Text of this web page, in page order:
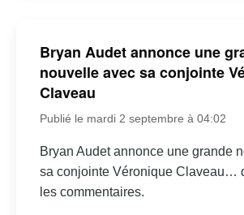
Bryan Audet annonce une
nouvelle avec sa conjointe
Claveau
Publié le mardi 2 septembre à 04:02
Bryan Audet annonce une grande
sa conjointe Véronique Claveau…
les commentaires.